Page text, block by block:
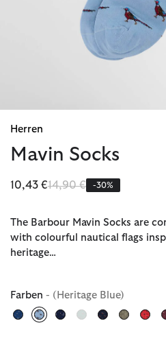
Herren
Mavin Socks
10,43 €Reduziert von
14,90 €bis-30%
The Barbour Mavin Socks are
with colourful nautical flags
heritage…
Farben - (Heritage Blue)